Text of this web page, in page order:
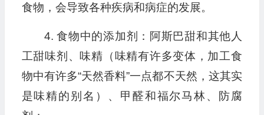
食物，会导致各种疾病和病症的发展。
4. 食物中的添加剂：阿斯巴甜和其他人
工甜味剂、味精（味精有许多变体，加工食
物中有许多“天然香料”一点都不天然，这其实
是味精的别名）、甲醛和福尔马林、防腐